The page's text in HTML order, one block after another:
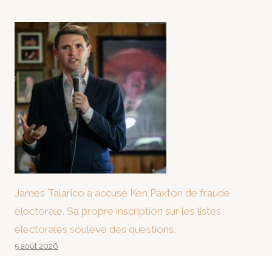
James Talarico a accusé Ken Paxton de fraude
électorale. Sa propre inscription sur les listes
électorales soulève des questions.
5 août 2026